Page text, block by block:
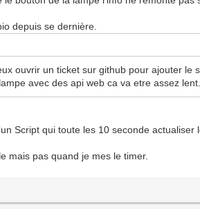
depuis se dernière.
ouvrir un ticket sur github pour ajouter
avec des api web ca va etre assez
Script qui toute les 10 seconde actualiser
mais pas quand je mes le timer.